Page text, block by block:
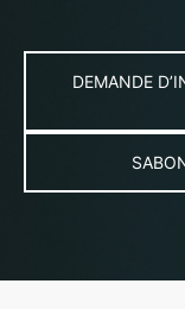
DEMANDE